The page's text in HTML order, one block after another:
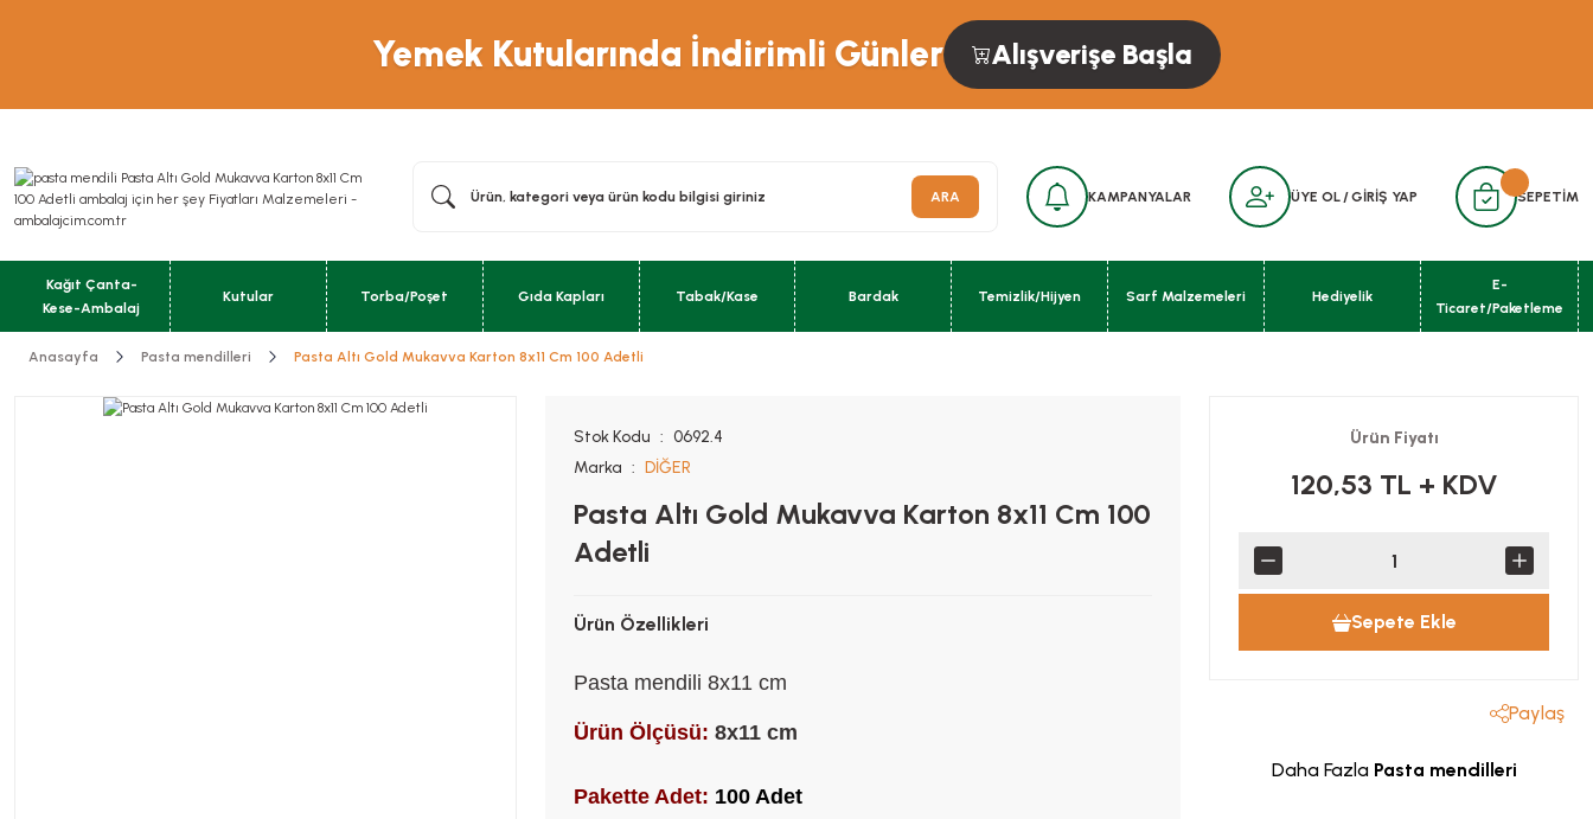
Yemek Kutularında İndirimli Günler Alışverişe Başla
ARA KAMPANYALAR ÜYE OL /GİRİŞ YAP SEPETİM
Kağıt Çanta-
Kese-Ambalaj
Kutular Torba/Poşet Gıda Kapları Tabak/Kase Bardak Temizlik/Hijyen Sarf Malzemeleri Hediyelik
E-
Ticaret/Paketleme
Anasayfa Pasta mendilleri Pasta Altı Gold Mukavva Karton 8x11 Cm 100 Adetli
Stok Kodu
0692.4
Marka
DİĞER
Pasta Altı Gold Mukavva Karton 8x11 Cm 100
Adetli
Ürün Özellikleri
Pasta mendili 8x11 cm
Ürün Ölçüsü: 8x11 cm
Pakette Adet: 100 Adet
Ürün Fiyatı
120,53 TL + KDV
Sepete Ekle
Paylaş
Daha Fazla Pasta mendilleri